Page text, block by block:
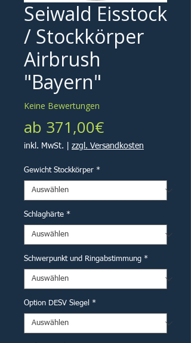
Seiwald Eisstock
/ Stockkörper
Airbrush
"Bayern"
Keine Bewertungen
ab 371,00€Sale-
Preis
inkl. MwSt. zzgl. Versandkosten
Gewicht Stockkörper *
Schlaghärte *
Schwerpunkt und Ringabstimmung *
Option DESV Siegel *